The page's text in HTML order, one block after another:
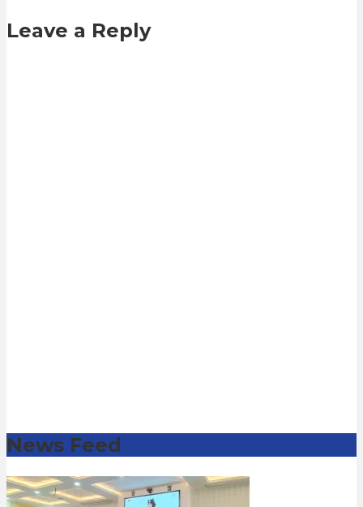
Leave a Reply
News Feed